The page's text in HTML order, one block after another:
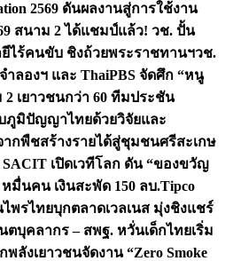
2569 ดันผลงานสู่การใช้งาน
สนาม 2 ได้แชมป์แล้ว! วช. ปั้น
ไร้คนขับ ชิงถ้วยพระราชทานฯวช.
ลองฯ และ ThaiPBS จัดศึก “หนู
2 เยาวชนกว่า 60 ทีมประชัน
ภูมิปัญญาไทยด้วยวิจัยและ
กพืชสร้างรายได้สู่ชุมชนศรีสะเกษ
เปิดเวทีโลก ดัน “ของขวัญ
มื่นคน เงินสะพัด 150 ลบ.Tipco
ไพรไทยบุกตลาดเวลเนส มุ่งชิงแชร์
ตบุคลากร – สพฐ. หวั่นเด็กไทยเริ่ม
ลังเยาวชนจัดงาน “Zero Smoke